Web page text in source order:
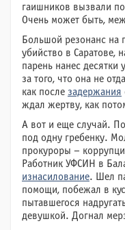
гаишников вызвали
Очень может быть,
Большой резонанс на
убийство в Саратове,
парень нанес
за того, что она не
как после задержания
ждал жертву, как
А вот и еще случай.
под одну гребенку.
прокуроры –
Работник УФСИН в
изнасилование. Шел
помощи, побежал в
пытавшегося
девушкой. Догнал